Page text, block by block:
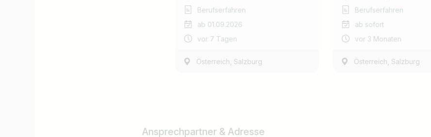
Berufserfahren
ab 01.09.2026
vor 7 Tagen
Österreich, Salzburg
Berufserfahren
ab sofort
vor 3 Monaten
Österreich, Salzburg
Ansprechpartner & Adresse